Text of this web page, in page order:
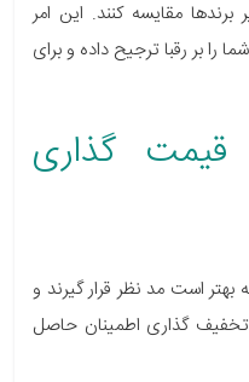
مقایسه کنند. این امر
را بر رقبا ترجیح داده و برای
قیمت گذاری
بهتر است مد نظر قرار گیرند و
تخفیف گذاری اطمینان حاصل